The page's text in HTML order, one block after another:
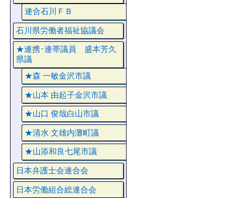
連合石川ＦＢ
石川県労働者福祉協議会
★連携･連帯議員 盛本芳久
県議
★森 一敏金沢市議
★山本 由起子金沢市議
★山口 俊哉白山市議
★清水 文雄内灘町議
★山添和良七尾市議
日本弁護士会連合会
日本労働組合総連合会